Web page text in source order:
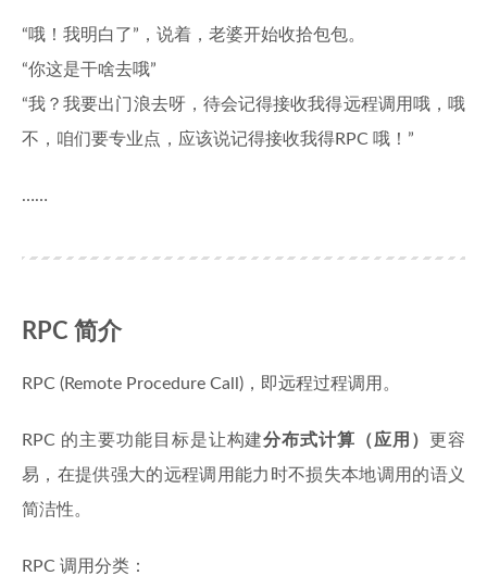
“哦！我明白了”，说着，老婆开始收拾包包。
“你这是干啥去哦”
“我？我要出门浪去呀，待会记得接收我得远程调用哦，哦
不，咱们要专业点，应该说记得接收我得RPC 哦！”
……
RPC 简介
RPC (Remote Procedure Call)，即远程过程调用。
RPC 的主要功能目标是让构建分布式计算（应用）
更容
易，在提供强大的远程调用能力时不损失本地调用的语义
简洁性。
RPC 调用分类：